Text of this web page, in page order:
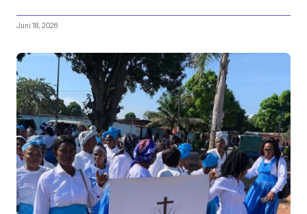
Juni 18, 2026